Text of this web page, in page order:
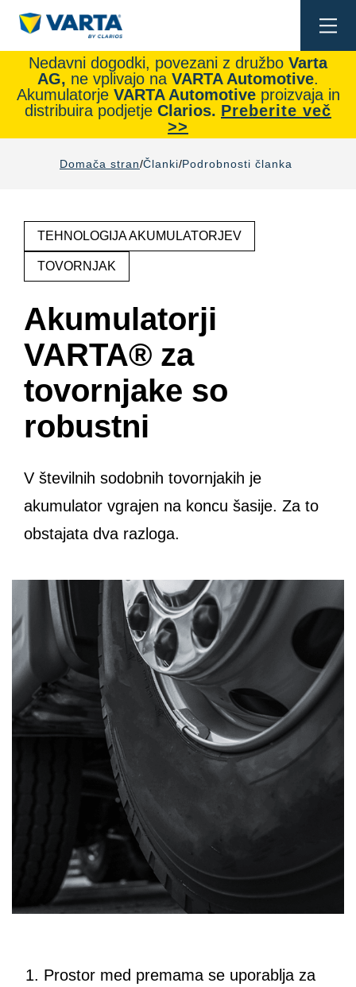
Nedavni dogodki, povezani z družbo Varta
AG, ne vplivajo na VARTA Automotive.
Akumulatorje VARTA Automotiveproizvaja in
distribuira podjetje Clarios. Preberite več
>>
Domača stran Članki Podrobnosti članka
TEHNOLOGIJA AKUMULATORJEV
TOVORNJAK
Akumulatorji
VARTA® za
tovornjake so
robustni
V številnih sodobnih tovornjakih je
akumulator vgrajen na koncu šasije. Za to
obstajata dva razloga.
Prostor med premama se uporablja za